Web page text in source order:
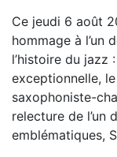
Ce jeudi 6 août
hommage à l’un
l’histoire du jazz
exceptionnelle,
saxophoniste-
relecture de l’un
emblématiques,